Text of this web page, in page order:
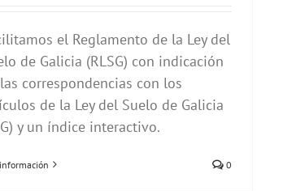
el Reglamento de la Ley del
de Galicia (RLSG) con indicación
correspondencias con los
de la Ley del Suelo de Galicia
y un índice interactivo.
0